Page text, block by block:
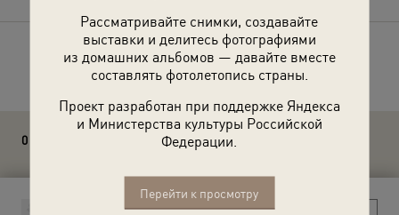
Рассматривайте снимки, создавайте
выставки и делитесь фотографиями
из домашних альбомов — давайте вместе
составлять фотолетопись страны.
Проект разработан при поддержке Яндекса
и Министерства культуры Российской
Федерации.
Перейти к просмотру
Расскажите друзьям об этом фото
0 комментариев